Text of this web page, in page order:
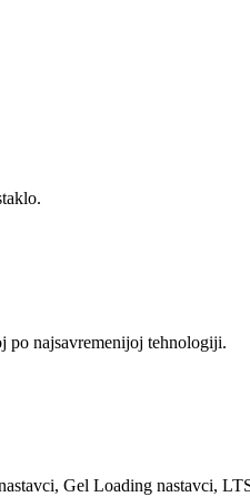
po najsavremenijoj tehnologiji.
Gel Loading nastavci,